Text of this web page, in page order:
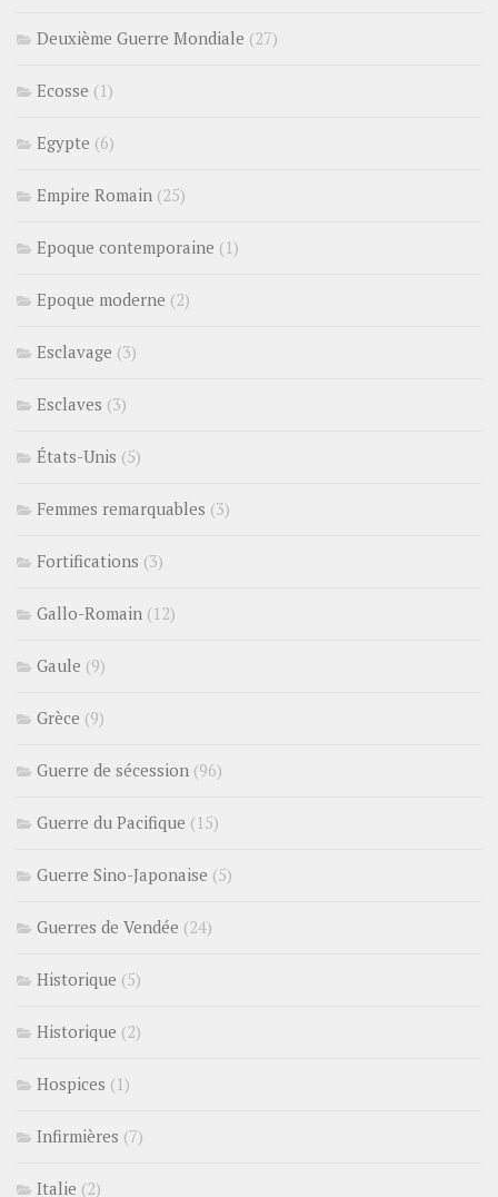
Deuxième Guerre Mondiale (27)
Ecosse (1)
Egypte (6)
Empire Romain (25)
Epoque contemporaine (1)
Epoque moderne (2)
Esclavage (3)
Esclaves (3)
États-Unis (5)
Femmes remarquables (3)
Fortifications (3)
Gallo-Romain (12)
Gaule (9)
Grèce (9)
Guerre de sécession (96)
Guerre du Pacifique (15)
Guerre Sino-Japonaise (5)
Guerres de Vendée (24)
Historique (5)
Historique (2)
Hospices (1)
Infirmières (7)
Italie (2)